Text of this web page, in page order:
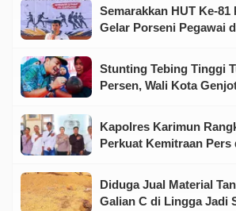
Semarakkan HUT Ke-81
Gelar Porseni Pegawai
Stunting Tebing Tinggi
Persen, Wali Kota
Kapolres Karimun
Perkuat Kemitraan Pers
Diduga Jual Material
Galian C di Lingga Jadi